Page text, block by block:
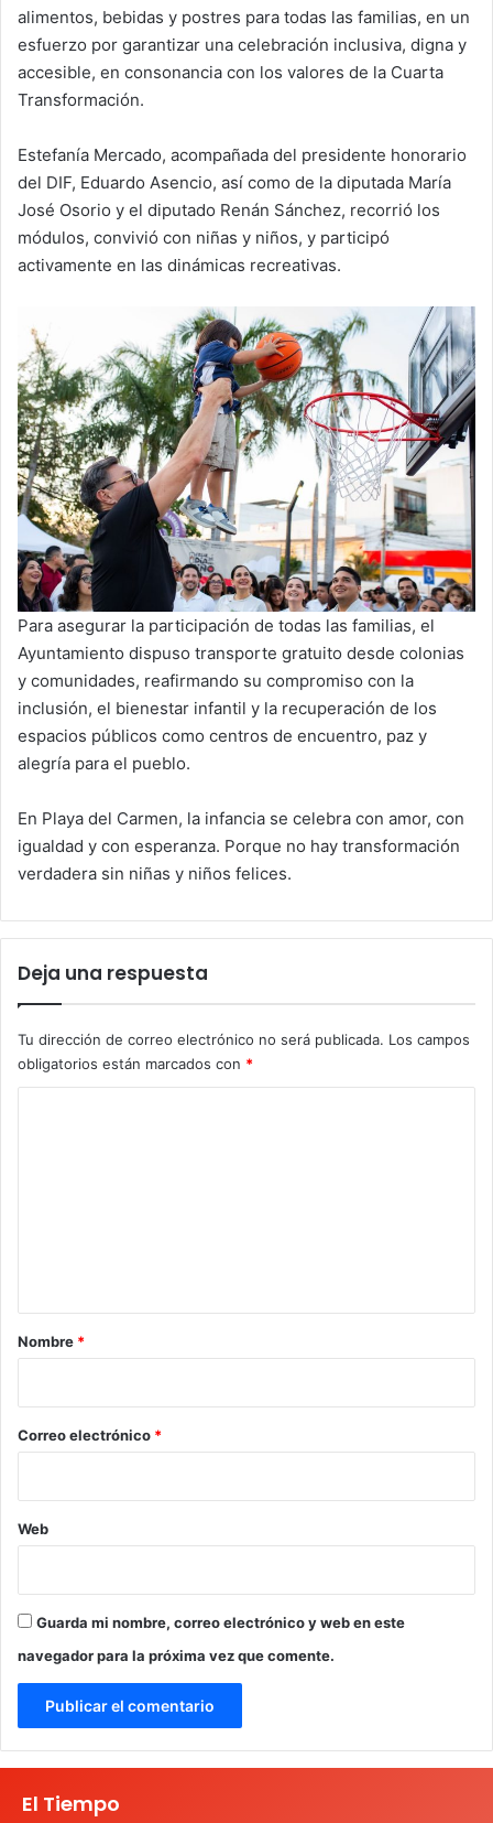
alimentos, bebidas y postres para todas las familias, en un
esfuerzo por garantizar una celebración inclusiva, digna y
accesible, en consonancia con los valores de la Cuarta
Transformación.
Estefanía Mercado, acompañada del presidente honorario
del DIF, Eduardo Asencio, así como de la diputada María
José Osorio y el diputado Renán Sánchez, recorrió los
módulos, convivió con niñas y niños, y participó
activamente en las dinámicas recreativas.
Para asegurar la participación de todas las familias, el
Ayuntamiento dispuso transporte gratuito desde colonias
y comunidades, reafirmando su compromiso con la
inclusión, el bienestar infantil y la recuperación de los
espacios públicos como centros de encuentro, paz y
alegría para el pueblo.
En Playa del Carmen, la infancia se celebra con amor, con
igualdad y con esperanza. Porque no hay transformación
verdadera sin niñas y niños felices.
Deja una respuesta
Tu dirección de correo electrónico no será publicada. Los campos
obligatorios están marcados con *
r
*
Nombre *
Correo electrónico *
Web
Guarda mi nombre, correo electrónico y web en este
navegador para la próxima vez que comente.
El Tiempo